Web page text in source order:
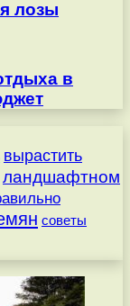
лозы
в
вырастить
ландшафтном
советы